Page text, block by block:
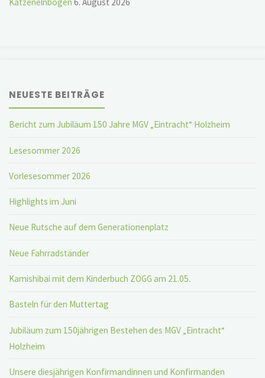
NEUESTE BEITRÄGE
Bericht zum Jubiläum 150 Jahre MGV „Eintracht“ Holzheim
Lesesommer 2026
Vorlesesommer 2026
Highlights im Juni
Neue Rutsche auf dem Generationenplatz
Neue Fahrradständer
Kamishibai mit dem Kinderbuch ZOGG am 21.05.
Basteln für den Muttertag
Jubiläum zum 150jährigen Bestehen des MGV „Eintracht“
Holzheim
Unsere diesjährigen Konfirmandinnen und Konfirmanden